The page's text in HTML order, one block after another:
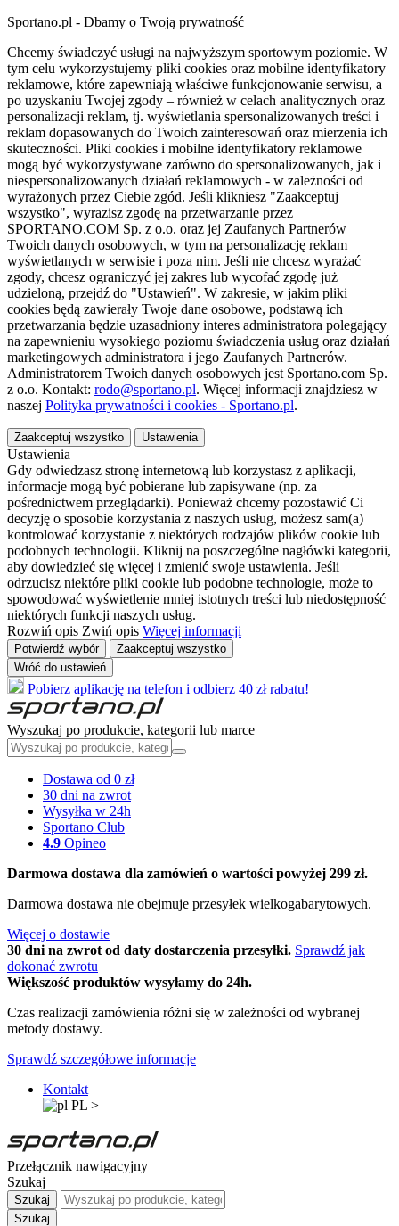
Sportano.pl - Dbamy o Twoją prywatność
Chcemy świadczyć usługi na najwyższym sportowym poziomie. W
tym celu wykorzystujemy pliki cookies oraz mobilne identyfikatory
reklamowe, które zapewniają właściwe funkcjonowanie serwisu, a
po uzyskaniu Twojej zgody – również w celach analitycznych oraz
personalizacji reklam, tj. wyświetlania spersonalizowanych treści i
reklam dopasowanych do Twoich zainteresowań oraz mierzenia ich
skuteczności. Pliki cookies i mobilne identyfikatory reklamowe
mogą być wykorzystywane zarówno do spersonalizowanych, jak i
niespersonalizowanych działań reklamowych - w zależności od
wyrażonych przez Ciebie zgód. Jeśli klikniesz "Zaakceptuj
wszystko", wyrazisz zgodę na przetwarzanie przez
SPORTANO.COM Sp. z o.o. oraz jej Zaufanych Partnerów
Twoich danych osobowych, w tym na personalizację reklam
wyświetlanych w serwisie i poza nim. Jeśli nie chcesz wyrażać
zgody, chcesz ograniczyć jej zakres lub wycofać zgodę już
udzieloną, przejdź do "Ustawień". W zakresie, w jakim pliki
cookies będą zawierały Twoje dane osobowe, podstawą ich
przetwarzania będzie uzasadniony interes administratora polegający
na zapewnieniu wysokiego poziomu świadczenia usług oraz działań
marketingowych administratora i jego Zaufanych Partnerów.
Administratorem Twoich danych osobowych jest Sportano.com Sp.
z o.o. Kontakt: rodo@sportano.pl. Więcej informacji znajdziesz w
naszej Polityka prywatności i cookies - Sportano.pl.
Zaakceptuj wszystko Ustawienia
Ustawienia
Gdy odwiedzasz stronę internetową lub korzystasz z aplikacji,
informacje mogą być pobierane lub zapisywane (np. za
pośrednictwem przeglądarki). Ponieważ chcemy pozostawić Ci
decyzję o sposobie korzystania z naszych usług, możesz sam(a)
kontrolować korzystanie z niektórych rodzajów plików cookie lub
podobnych technologii. Kliknij na poszczególne nagłówki kategorii,
aby dowiedzieć się więcej i zmienić swoje ustawienia. Jeśli
odrzucisz niektóre pliki cookie lub podobne technologie, może to
spowodować wyświetlenie mniej istotnych treści lub niedostępność
niektórych funkcji naszych usług.
Rozwiń opis Zwiń opis Więcej informacji
Potwierdź wybór
Zaakceptuj wszystko
Wróć do ustawień
Pobierz aplikację na telefon i odbierz 40 zł rabatu!
Wyszukaj po produkcie, kategorii lub marce
Dostawa od 0 zł
30 dni na zwrot
Wysyłka w 24h
Sportano Club
4.9 Opineo
Darmowa dostawa dla zamówień o wartości powyżej 299 zł.
Darmowa dostawa nie obejmuje przesyłek wielkogabarytowych.
Więcej o dostawie
30 dni na zwrot od daty dostarczenia przesyłki. Sprawdź jak
dokonać zwrotu
Większość produktów wysyłamy do 24h.
Czas realizacji zamówienia różni się w zależności od wybranej
metody dostawy.
Sprawdź szczegółowe informacje
Kontakt
PL >
Przełącznik nawigacyjny
Szukaj
Szukaj
Szukaj